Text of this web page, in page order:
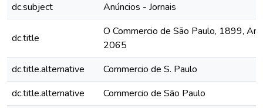
dc.subject
Anúncios - Jornais
dc.title
O Commercio de São Paulo, 1899,
2065
dc.title.alternative
Commercio de S. Paulo
dc.title.alternative
Commercio de São Paulo